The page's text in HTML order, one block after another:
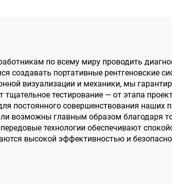
по всему миру проводить
портативные рентгеновские
визуализации и механики, мы
тестирование — от этапа
постоянного совершенствования наших
возможны главным образом благодаря
технологии обеспечивают
высокой эффективностью и